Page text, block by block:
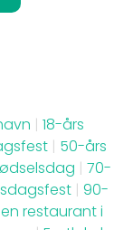
| 18-års
| 50-års
| 70-
| 90-
restaurant i